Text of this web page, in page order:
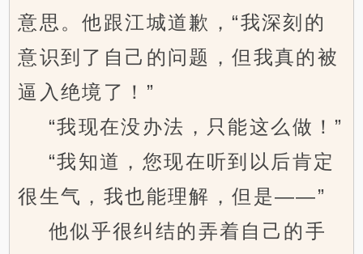
意思。他跟江城道歉，“我深刻的
意识到了自己的问题，但我真的被
逼入绝境了！”
“我现在没办法，只能这么做！”
“我知道，您现在听到以后肯定
很生气，我也能理解，但是——”
他似乎很纠结的弄着自己的手